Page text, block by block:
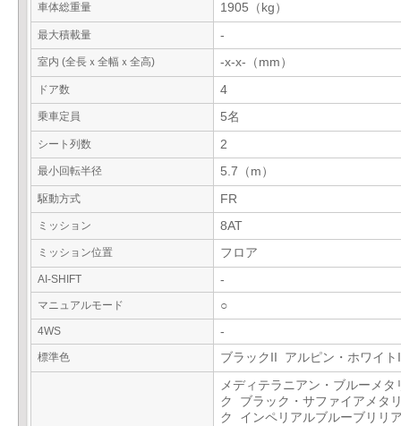
車体総重量 1905（kg）
最大積載量 -
室内 (全長ｘ全幅ｘ全高) -x-x-（mm）
ドア数 4
乗車定員 5名
シート列数 2
最小回転半径 5.7（m）
駆動方式 FR
ミッション 8AT
ミッション位置 フロア
AI-SHIFT -
マニュアルモード ○
4WS -
標準色 ブラックII アルピン・ホワイ
メディテラニアン・ブルーメタ
ク ブラック・サファイアメタ
ク インペリアルブルーブリリ